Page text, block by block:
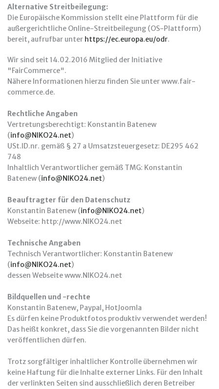
Alternative Streitbeilegung:
Die Europäische Kommission stellt eine Plattform für die
außergerichtliche Online-Streitbeilegung (OS-Plattform)
bereit, aufrufbar unter https://ec.europa.eu/odr.
Wir sind seit 14.02.2016 Mitglied der Initiative
"FairCommerce".
Nähere Informationen hierzu finden Sie unter www.fair-
commerce.de.
Rechtliche Angaben
Vertretungsberechtigt: Konstantin Batenew
(info@NIKO24.net)
USt.ID.nr. gemäß § 27 a Umsatzsteuergesetz: DE295 462
748
Inhaltlich Verantwortlicher gemäß TMG: Konstantin
Batenew (info@NIKO24.net)
Beauftragter für den Datenschutz
Konstantin Batenew (info@NIKO24.net)
Webseite: http://www.NIKO24.net
Technische Angaben
Technisch Verantwortlicher: Konstantin Batenew
(info@NIKO24.net)
dessen Webseite www.NIKO24.net
Bildquellen und -rechte
Konstantin Batenew, Paypal, HotJoomla
Es dürfen keine Produktfotos produktiv verwendet werden!
Das heißt konkret, dass Sie die vorgenannten Bilder nicht
veröffentlichen dürfen.
Trotz sorgfältiger inhaltlicher Kontrolle übernehmen wir
keine Haftung für die Inhalte externer Links. Für den Inhalt
der verlinkten Seiten sind ausschließlich deren Betreiber